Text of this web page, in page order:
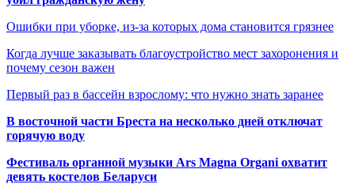
Ошибки при уборке, из-за которых дома становится грязнее
Когда лучше заказывать благоустройство мест захоронения и
почему сезон важен
Первый раз в бассейн взрослому: что нужно знать заранее
В восточной части Бреста на несколько дней отключат
горячую воду
Фестиваль органной музыки Ars Magna Organi охватит
девять костелов Беларуси